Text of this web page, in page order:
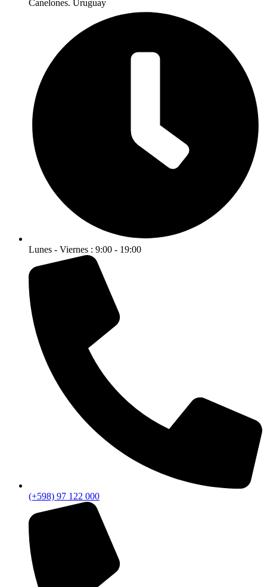
Canelones. Uruguay
Lunes - Viernes : 9:00 - 19:00
(+598) 97 122 000